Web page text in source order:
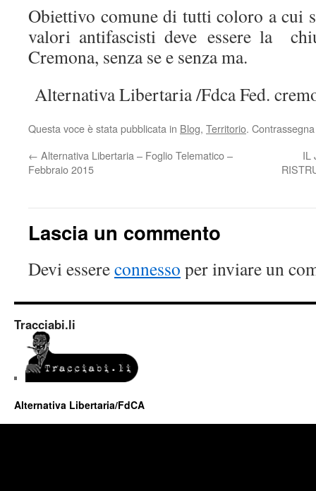
Obiettivo comune di tutti coloro a cui
valori antifascisti deve essere la
Cremona, senza se e senza ma.
Alternativa Libertaria /Fdca Fed.
Questa voce è stata pubblicata in Blog, Territorio.
← Alternativa Libertaria – Foglio Telematico –
Febbraio 2015
IL
Lascia un commento
Devi essereconnesso per inviare un
Tracciabi.li
Alternativa Libertaria/FdCA